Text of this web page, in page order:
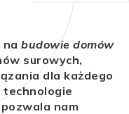
na budowie domów
surowych,
dla każdego
technologie
nam